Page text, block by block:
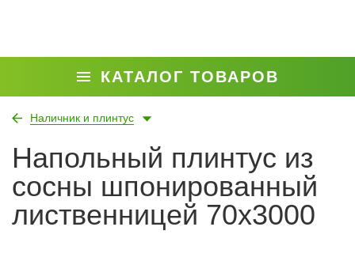
КАТАЛОГ ТОВАРОВ
Наличник и плинтус
Напольный плинтус из
сосны шпонированный
лиственницей 70х3000